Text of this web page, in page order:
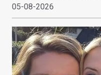
05-08-2026